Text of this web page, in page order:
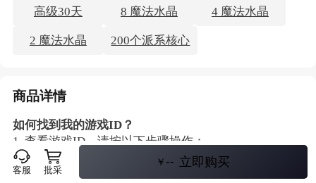
高级30天 8 魔法水晶 4 魔法水晶
2 魔法水晶 200个派系核心
商品详情
如何找到我的游戏ID？
1. 查看游戏ID，请按以下步骤操作：
2. 前往游戏菜单（见图1）
3. 点击/轻按”好友“选项卡（见图2）
客服 批采
￥ -- 立即购买